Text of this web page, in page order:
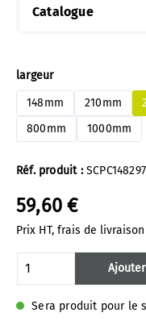
Catalogue
Réf. produit :SCPC148297
59,60 €
Prix HT, frais de
Sera produit pour le
Sélectionnez
largeur
148mm
210mm
800mm
1000mm
Quantité de